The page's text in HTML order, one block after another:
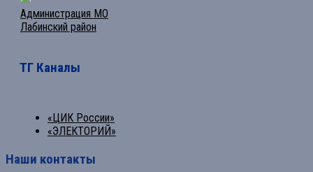
Администрация МО
Лабинский район
ТГ Каналы
«ЦИК России»
«ЭЛЕКТОРИЙ»
Наши контакты